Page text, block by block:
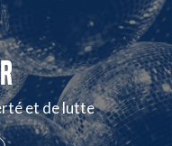
et de lutte